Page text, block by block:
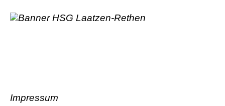
Impressum